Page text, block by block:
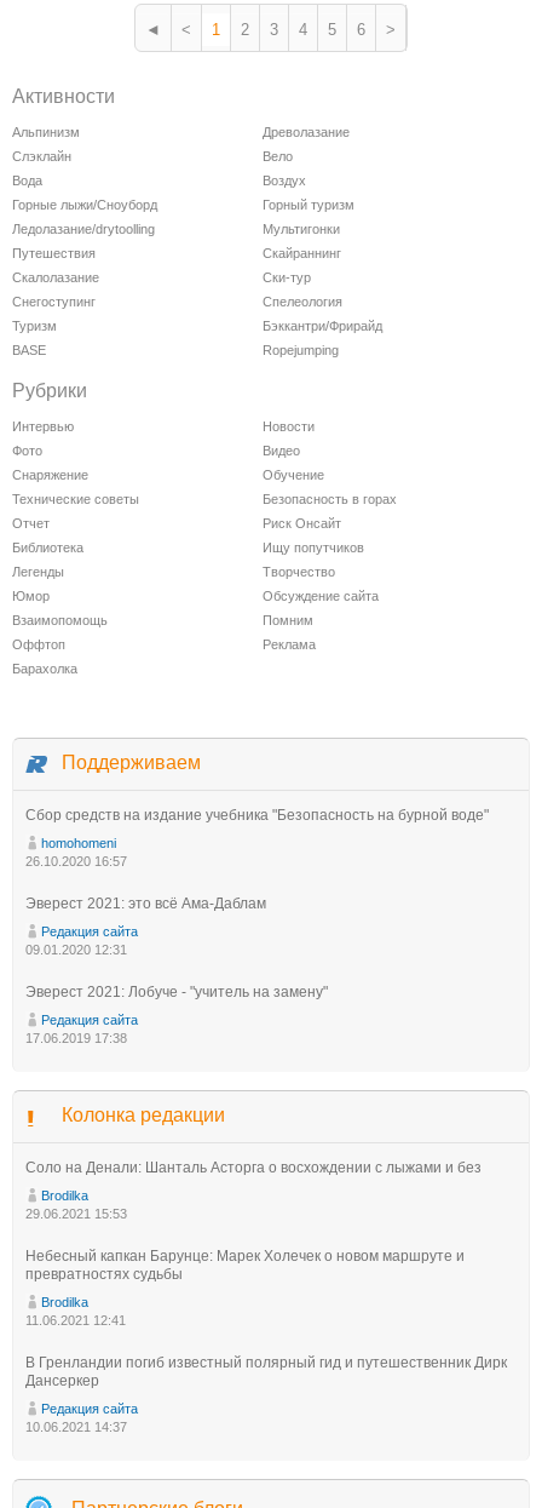
◄ < 1 2 3 4 5 6 >
Активности
Альпинизм
Древолазание
Слэклайн
Вело
Вода
Воздух
Горные лыжи/Сноуборд
Горный туризм
Ледолазание/drytoolling
Мультигонки
Путешествия
Скайраннинг
Скалолазание
Ски-тур
Снегоступинг
Спелеология
Туризм
Бэккантри/Фрирайд
BASE
Ropejumping
Рубрики
Интервью
Новости
Фото
Видео
Снаряжение
Обучение
Технические советы
Безопасность в горах
Отчет
Риск Онсайт
Библиотека
Ищу попутчиков
Легенды
Творчество
Юмор
Обсуждение сайта
Взаимопомощь
Помним
Оффтоп
Реклама
Барахолка
Поддерживаем
Сбор средств на издание учебника "Безопасность на бурной воде"
homohomeni
26.10.2020 16:57
Эверест 2021: это всё Ама-Даблам
Редакция сайта
09.01.2020 12:31
Эверест 2021: Лобуче - "учитель на замену"
Редакция сайта
17.06.2019 17:38
Колонка редакции
Соло на Денали: Шанталь Асторга о восхождении с лыжами и без
Brodilka
29.06.2021 15:53
Небесный капкан Барунце: Марек Холечек о новом маршруте и
превратностях судьбы
Brodilka
11.06.2021 12:41
В Гренландии погиб известный полярный гид и путешественник Дирк
Дансеркер
Редакция сайта
10.06.2021 14:37